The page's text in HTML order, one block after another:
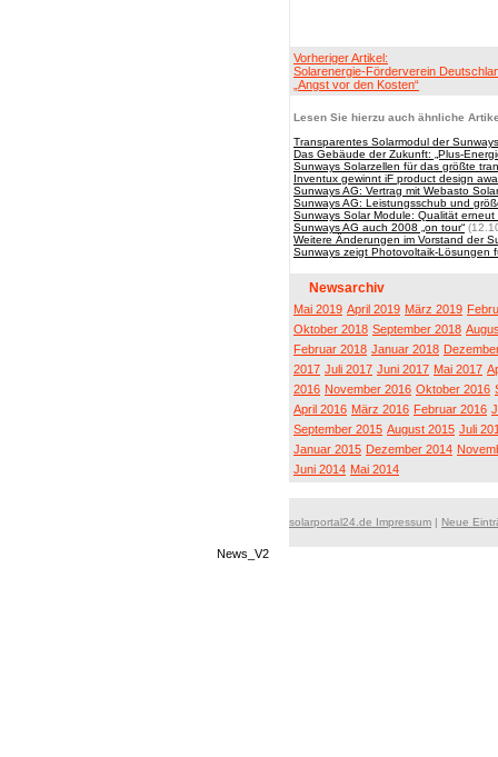
Vorheriger Artikel:
Solarenergie-Förderverein
„Angst vor den Kosten“
Lesen Sie hierzu auch ähnliche
Transparentes Solarmodul der
Das Gebäude der Zukunft: „Plus-
Sunways Solarzellen für das größte
Inventux gewinnt iF product design
Sunways AG: Vertrag mit Webasto
Sunways AG: Leistungsschub und
Sunways Solar Module: Qualität erneut
Sunways AG auch 2008 „on tour“
Weitere Änderungen im Vorstand der
Sunways zeigt Photovoltaik-Lösungen
Newsarchiv
Mai 2019 April 2019 März 2019
Oktober 2018 September 2018
Februar 2018 Januar 2018
2017 Juli 2017 Juni 2017 Mai 2017
2016 November 2016 Oktober 2016
April 2016 März 2016 Februar 2016
September 2015 August 2015 Juli
Januar 2015 Dezember 2014
Juni 2014 Mai 2014
solarportal24.de Impressum | Neue
News_V2